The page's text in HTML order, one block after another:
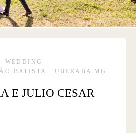
WEDDING
BATISTA - UBERABA MG
E JULIO CESAR